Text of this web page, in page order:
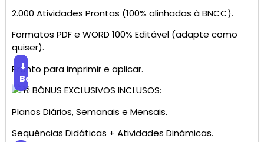
2.000 Atividades Prontas (100% alinhadas à BNCC).
Formatos PDF e WORD 100% Editável (adapte como
quiser).
Pronto para imprimir e aplicar.
⬇
Baixar
BÔNUS EXCLUSIVOS INCLUSOS:
Planos Diários, Semanais e Mensais.
Sequências Didáticas + Atividades Dinâmicas.